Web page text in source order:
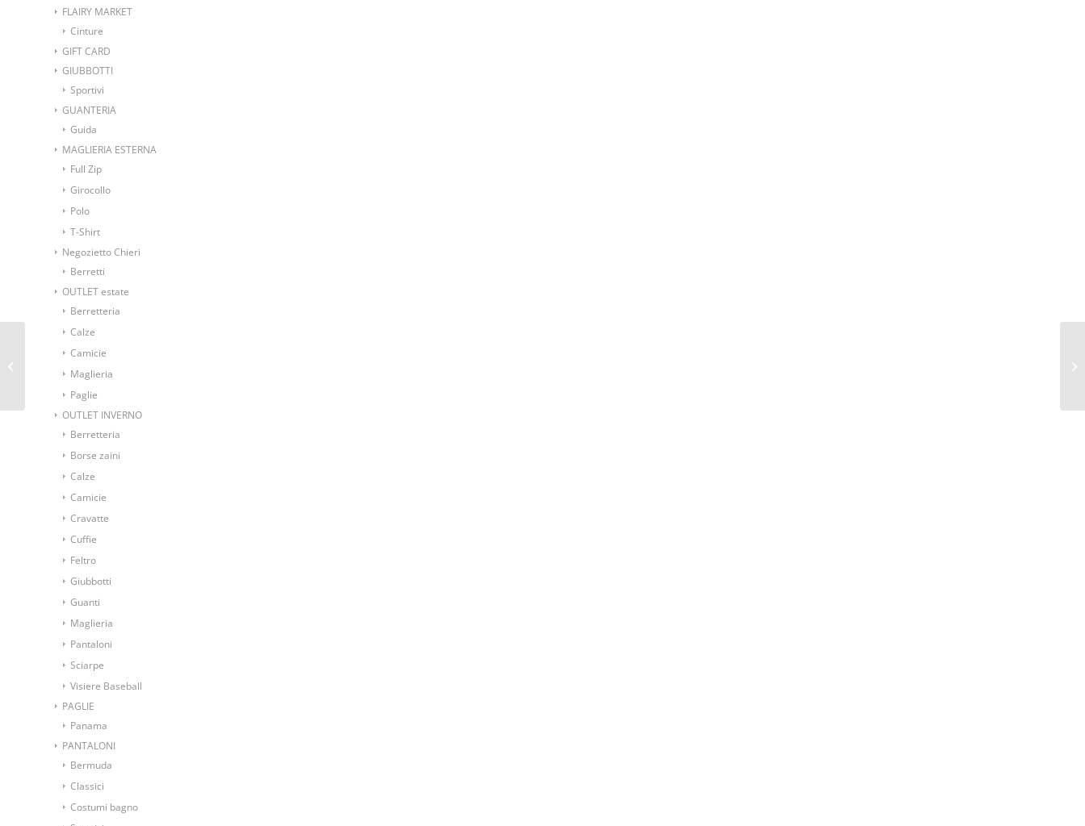
FLAIRY MARKET
Cinture
GIFT CARD
GIUBBOTTI
Sportivi
GUANTERIA
Guida
MAGLIERIA ESTERNA
Full Zip
Girocollo
Polo
T-Shirt
Negozietto Chieri
Berretti
OUTLET estate
Berretteria
Calze
Camicie
Maglieria
Paglie
OUTLET INVERNO
Berretteria
Borse zaini
Calze
Camicie
Cravatte
Cuffie
Feltro
Giubbotti
Guanti
Maglieria
Pantaloni
Sciarpe
Visiere Baseball
PAGLIE
Panama
PANTALONI
Bermuda
Classici
Costumi bagno
Papillon annodato